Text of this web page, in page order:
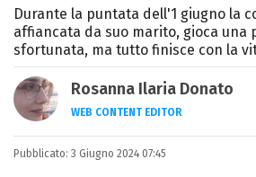
Durante la puntata dell'1 giugno la
affiancata da suo marito, gioca una
sfortunata, ma tutto finisce con la
Rosanna Ilaria Donato
WEB CONTENT EDITOR
Laureata in Linguaggi dei
al mondo
Pubblicato: 3 Giugno 2024 07:45